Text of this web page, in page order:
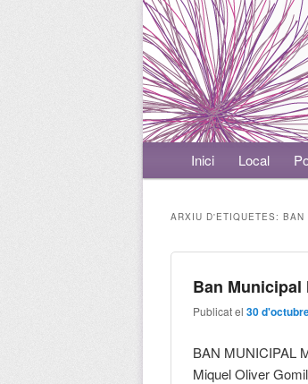
Menú principalAneu al contingut
Aneu al contingut
Inici Local
ARXIU D'ETIQUETES: BAN
Ban Municipal
Publicat el30
BAN MUNICIPAL
Miquel Oliver